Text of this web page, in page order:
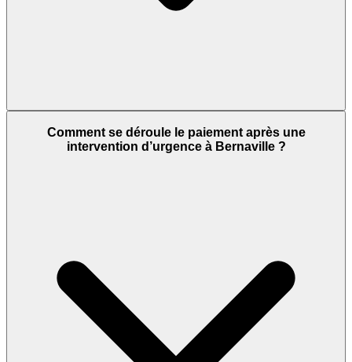
Comment se déroule le paiement après une
intervention d’urgence à Bernaville ?